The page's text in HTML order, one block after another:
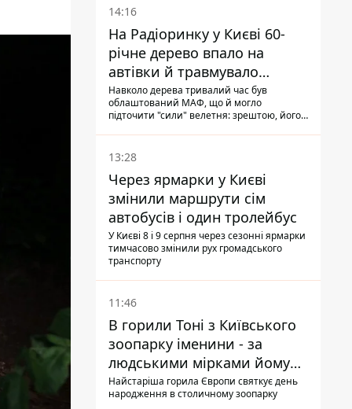
14:16
На Радіоринку у Києві 60-
річне дерево впало на
автівки й травмувало
людину - подробиці
Навколо дерева тривалий час був
облаштований МАФ, що й могло
підточити "сили" велетня: зрештою, його
13:28
Через ярмарки у Києві
змінили маршрути сім
автобусів і один тролейбус
У Києві 8 і 9 серпня через сезонні ярмарки
тимчасово змінили рух громадського
транспорту
11:46
В горили Тоні з Київського
зоопарку іменини - за
людськими мірками йому
вже понад 90 років
Найстаріша горила Європи святкує день
народження в столичному зоопарку